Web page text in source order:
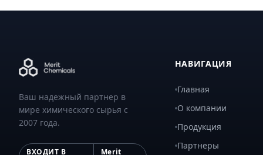
Ваш надежный партнер в
мире химического сырья с
2007 года.
ВХОДИТ В Merit
НАВИГАЦИЯ
Главная
О компании
Продукция
Партнеры